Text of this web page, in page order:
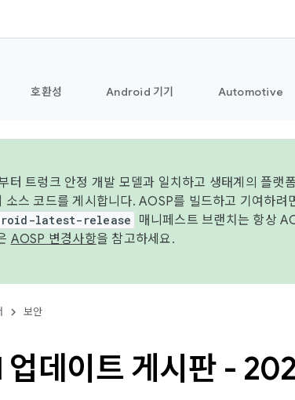
호환성 Android 기기 Automotive
터 트렁크 안정 개발 모델과 일치하고 생태계의 플랫
소스 코드를 게시합니다. AOSP를 빌드하고 기여하려
latest-release
매니페스트 브랜치는 항상
AOSP 변경사항을 참고하세요.
보안
업데이트 게시판 -